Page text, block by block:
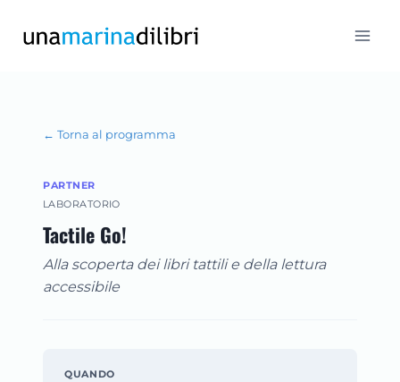
← Torna al programma
PARTNER
LABORATORIO
Tactile Go!
Alla scoperta dei libri tattili e della lettura
accessibile
QUANDO